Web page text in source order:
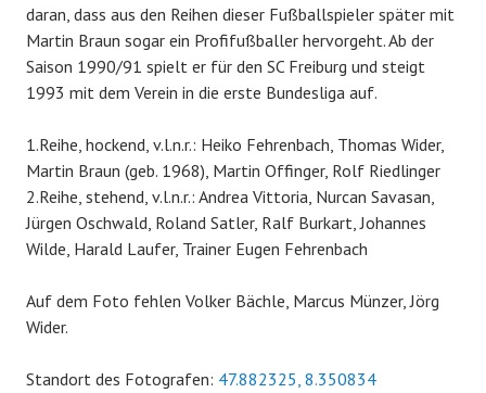
daran, dass aus den Reihen dieser Fußballspieler später mit
Martin Braun sogar ein Profifußballer hervorgeht. Ab der
Saison 1990/91 spielt er für den SC Freiburg und steigt
1993 mit dem Verein in die erste Bundesliga auf.
1.Reihe, hockend, v.l.n.r.: Heiko Fehrenbach, Thomas Wider,
Martin Braun (geb. 1968), Martin Offinger, Rolf Riedlinger
2.Reihe, stehend, v.l.n.r.: Andrea Vittoria, Nurcan Savasan,
Jürgen Oschwald, Roland Satler, Ralf Burkart, Johannes
Wilde, Harald Laufer, Trainer Eugen Fehrenbach
Auf dem Foto fehlen Volker Bächle, Marcus Münzer, Jörg
Wider.
Standort des Fotografen: 47.882325, 8.350834